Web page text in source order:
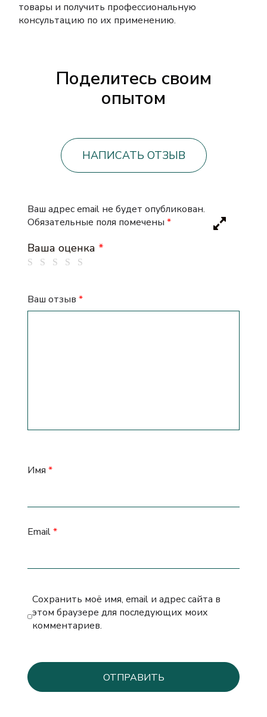
товары и получить профессиональную
консультацию по их применению.
Поделитесь своим
опытом
НАПИСАТЬ ОТЗЫВ
Ваш адрес email не будет опубликован.
Обязательные поля помечены *
Ваша оценка *
Ваш отзыв *
Имя *
Email*
Сохранить моё имя, email и адрес сайта в
этом браузере для последующих моих
комментариев.